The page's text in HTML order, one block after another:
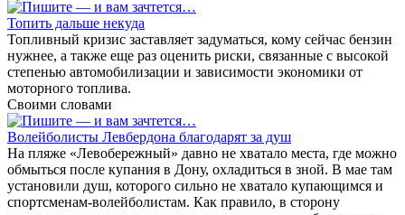
Топить дальше некуда
Топливный кризис заставляет задуматься, кому сейчас бензин
нужнее, а также еще раз оценить риски, связанные с высокой
степенью автомобилизации и зависимости экономики от
моторного топлива.
Своими словами
Волейболисты Левбердона благодарят за душ
На пляже «Левобережный» давно не хватало места, где можно
обмыться после купания в Дону, охладиться в зной. В мае там
установили душ, которого сильно не хватало купающимся и
спортсменам-волейболистам. Как правило, в сторону